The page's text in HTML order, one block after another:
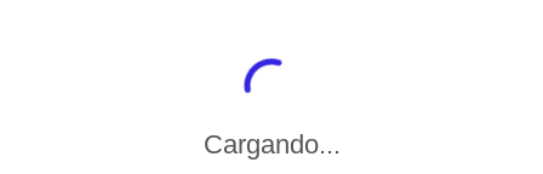
Cargando...